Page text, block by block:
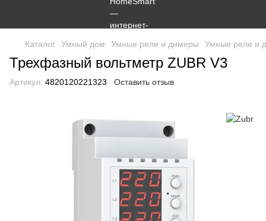
Каталог Умный дом Умные реле и димеры Умные реле и
Трехфазный вольтметр ZUBR V3
Артикул: 4820120221323 Оставить отзыв